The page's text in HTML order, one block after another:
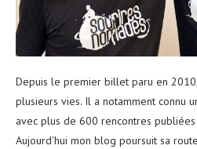
Depuis le premier billet paru en
plusieurs vies. Il a notamment connu
avec plus de 600 rencontres
Aujourd'hui mon blog poursuit sa